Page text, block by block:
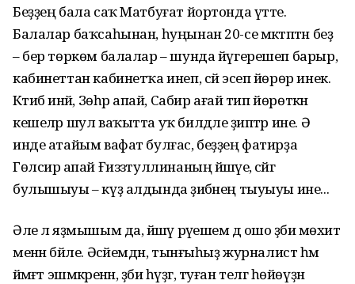
Беҙҙең бала саҡ Матбуғат йортонда үтте.
Балалар баҡсаһынан, һуңынан 20-се мәктәптән беҙ
– бер төркөм балалар – шунда йүгерешеп барыр,
кабинеттан кабинетҡа инеп, сәй эсеп йөрөр инек.
Кәтибә инәй, Зөһрә апай, Сабир ағай тип йөрөткән
кешеләр шул ваҡытта уҡ билдәле әҙиптәр ине. Ә
инде атайым вафат булғас, беҙҙең фатирҙа
Гөлсирә апай Ғиззәтуллинаның йәшәүе, әсәйгә
булышыуы – күҙ алдында әҙибәнең тыуыуы ине...
Әле лә яҙмышым да, йәшәү рәүешем дә ошо әҙәби мөхит
менән бәйле. Әсәйемдән, тынғыһыҙ журналист һәм
йәмәғәт эшмәкәренән, әҙәби һүҙгә, туған телгә һөйөүҙән